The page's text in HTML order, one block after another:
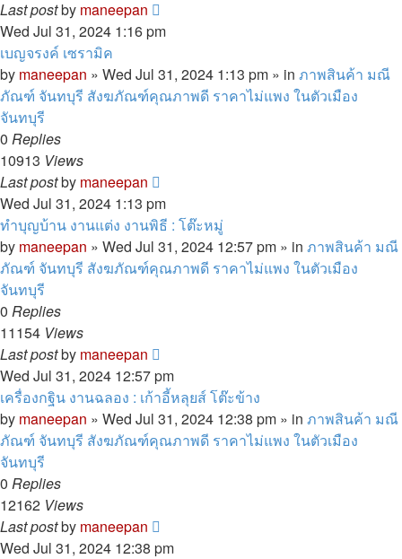
Last postby maneepan
Wed Jul 31, 2024 1:16 pm
เบญจรงค์ เซรามิค
by maneepan » Wed Jul 31, 2024 1:13 pm » in ภาพสินค้า มณี
ภัณฑ์ จันทบุรี สังฆภัณฑ์คุณภาพดี ราคาไม่แพง ในตัวเมือง
จันทบุรี
0 Replies
10913 Views
Last postby maneepan
Wed Jul 31, 2024 1:13 pm
ทำบุญบ้าน งานแต่ง งานพิธี : โต๊ะหมู่
by maneepan » Wed Jul 31, 2024 12:57 pm » in ภาพสินค้า มณี
ภัณฑ์ จันทบุรี สังฆภัณฑ์คุณภาพดี ราคาไม่แพง ในตัวเมือง
จันทบุรี
0 Replies
11154 Views
Last postby maneepan
Wed Jul 31, 2024 12:57 pm
เครื่องกฐิน งานฉลอง : เก้าอี้หลุยส์ โต๊ะข้าง
by maneepan » Wed Jul 31, 2024 12:38 pm » in ภาพสินค้า มณี
ภัณฑ์ จันทบุรี สังฆภัณฑ์คุณภาพดี ราคาไม่แพง ในตัวเมือง
จันทบุรี
0 Replies
12162 Views
Last postby maneepan
Wed Jul 31, 2024 12:38 pm